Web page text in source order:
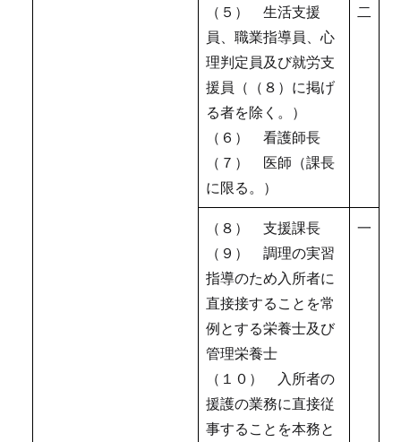
（５） 生活支援
員、職業指導員、心
理判定員及び就労支
援員（（８）に掲げ
る者を除く。）
（６） 看護師長
（７） 医師（課長
に限る。）
二
（８） 支援課長
（９） 調理の実習
指導のため入所者に
直接接することを常
例とする栄養士及び
管理栄養士
（１０） 入所者の
援護の業務に直接従
事することを本務と
一